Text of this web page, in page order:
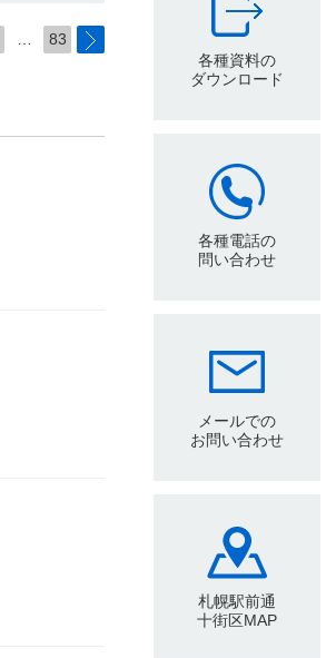
83
各種資料の
ダウンロード
各種電話の
問い合わせ
メールでの
お問い合わせ
札幌駅前通
十街区MAP